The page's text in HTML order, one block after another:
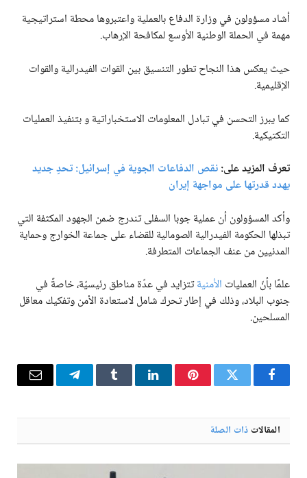
أشاد مسؤولون في وزارة الدفاع بالعملية واعتبروها محطة استراتيجية
مهمة في الحملة الوطنية الأوسع لمكافحة الإرهاب.
حيث يعكس هذا النجاح تطور التنسيق بين القوات الفيدرالية والقوات
الإقليمية.
كما يبرز التحسن في تبادل المعلومات الاستخباراتية و بتنفيذ العمليات
التكتيكية.
تعرف المزيد على:نقص الدفاعات الجوية في إسرائيل: تحدٍ جديد
يهدد قدرتها على مواجهة إيران
وأكد المسؤولون أن عملية جوبا السفلى تندرج ضمن الجهود المكثفة التي
تبذلها الحكومة الفيدرالية الصومالية للقضاء على جماعة الخوارج وحماية
المدنيين من عنف الجماعات المتطرفة.
علمًا بأنّ العمليات الأمنيةتتزايد في عدّة مناطق رئيسيّة، خاصةً في
جنوب البلاد، وذلك في إطار تحرك شامل لاستعادة الأمن وتفكيك معاقل
المسلحين.
فيسبوكتويتر بينتيريستلينكدإن Tumblr تيلقرام البريد
المقالات ذات الصلة